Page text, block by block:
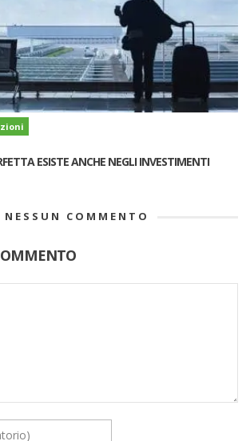
ESISTE ANCHE NEGLI INVESTIMENTI
NESSUN COMMENTO